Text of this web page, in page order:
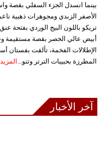
بينما انسدل الجزء السفلي بقصة
الأصفر الزبدي ومجوهرات ذهبية
تريكو باللون البيج الوردي بفتحة
أبيض عالي الخصر بقصة مستقيمة
الإطلالات الفخمة، تألقت بفستان
المطرزة بحبيبات الترتر وتنو...
المزيد
آخر الأخبار